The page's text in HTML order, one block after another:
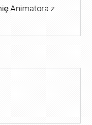
Animatora z